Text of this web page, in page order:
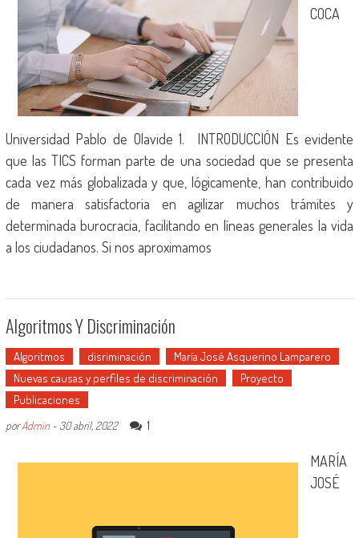
COCA
Universidad Pablo de Olavide 1. INTRODUCCIÓN Es evidente
que las TICS forman parte de una sociedad que se presenta
cada vez más globalizada y que, lógicamente, han contribuido
de manera satisfactoria en agilizar muchos trámites y
determinada burocracia, facilitando en líneas generales la vida
a los ciudadanos. Si nos aproximamos
Algoritmos Y Discriminación
Algoritmos disriminación
María José Asquerino Lamparero
Nuevas causas y perfiles de discriminación
Proyecto
Publicaciones
porAdmin- 30 abril, 2022 1
MARÍA
JOSÉ